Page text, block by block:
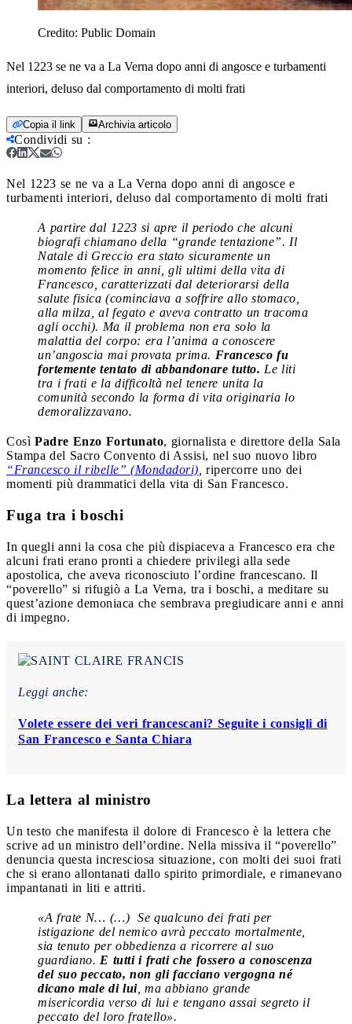
Credito: Public Domain
Nel 1223 se ne va a La Verna dopo anni di angosce e turbamenti
interiori, deluso dal comportamento di molti frati
Copia il link Archivia articolo
Condividi su :
Nel 1223 se ne va a La Verna dopo anni di angosce e
turbamenti interiori, deluso dal comportamento di molti frati
A partire dal 1223 si apre il periodo che alcuni
biografi chiamano della “grande tentazione”. Il
Natale di Greccio era stato sicuramente un
momento felice in anni, gli ultimi della vita di
Francesco, caratterizzati dal deteriorarsi della
salute fisica (cominciava a soffrire allo stomaco,
alla milza, al fegato e aveva contratto un tracoma
agli occhi). Ma il problema non era solo la
malattia del corpo: era l’anima a conoscere
un’angoscia mai provata prima. Francesco fu
fortemente tentato di abbandonare tutto. Le liti
tra i frati e la difficoltà nel tenere unita la
comunità secondo la forma di vita originaria lo
demoralizzavano.
Così Padre Enzo Fortunato, giornalista e direttore della Sala
Stampa del Sacro Convento di Assisi, nel suo nuovo libro
“Francesco il ribelle” (Mondadori) ripercorre uno dei
momenti più drammatici della vita di San Francesco.
Fuga tra i boschi
In quegli anni la cosa che più dispiaceva a Francesco era che
alcuni frati erano pronti a chiedere privilegi alla sede
apostolica, che aveva riconosciuto l’ordine francescano. Il
“poverello” si rifugiò a La Verna, tra i boschi, a meditare su
quest’azione demoniaca che sembrava pregiudicare anni e anni
di impegno.
Leggi anche:
Volete essere dei veri francescani? Seguite i consigli di
San Francesco e Santa Chiara
La lettera al ministro
Un testo che manifesta il dolore di Francesco è la lettera che
scrive ad un ministro dell’ordine. Nella missiva il “poverello”
denuncia questa incresciosa situazione, con molti dei suoi frati
che si erano allontanati dallo spirito primordiale, e rimanevano
impantanati in liti e attriti.
«A frate N… (…) Se qualcuno dei frati per
istigazione del nemico avrà peccato mortalmente,
sia tenuto per obbedienza a ricorrere al suo
guardiano. E tutti i frati che fossero a conoscenza
del suo peccato, non gli facciano vergogna né
dicano male di lui, ma abbiano grande
misericordia verso di lui e tengano assai segreto il
peccato del loro fratello».